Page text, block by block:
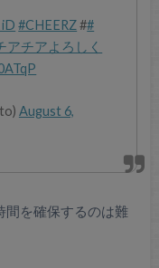
#CHEERZ##
アチアよろしく
August 6,
間を確保するのは難